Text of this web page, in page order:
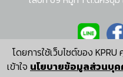
โดยการใช้เว็บไซต์ของ
เข้าใจ นโยบายข้อมูลส่วนบุค
ผู้พัฒนาระ